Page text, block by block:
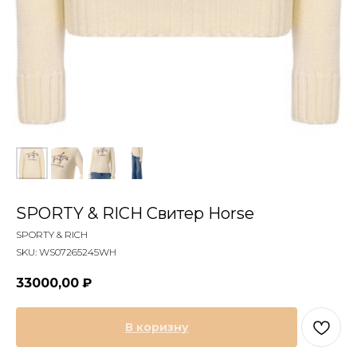
SPORTY & RICH Свитер Horse
SPORTY & RICH
SKU: WS07265245WH
33000,00 ₽
В коризну